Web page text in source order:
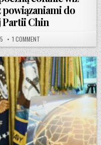
do
Chin
1 COMMENTON STANY